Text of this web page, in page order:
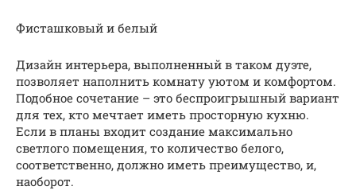
Фисташковый и белый
Дизайн интерьера, выполненный в таком дуэте,
позволяет наполнить комнату уютом и комфортом.
Подобное сочетание – это беспроигрышный вариант
для тех, кто мечтает иметь просторную кухню.
Если в планы входит создание максимально
светлого помещения, то количество белого,
соответственно, должно иметь преимущество, и,
наоборот.